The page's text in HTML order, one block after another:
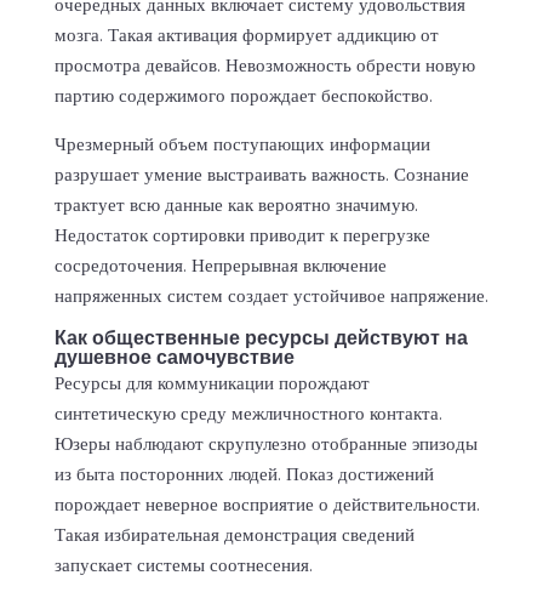
мозга. Такая активация формирует аддикцию от
просмотра девайсов. Невозможность обрести новую
партию содержимого порождает беспокойство.
Чрезмерный объем поступающих информации
разрушает умение выстраивать важность. Сознание
трактует всю данные как вероятно значимую.
Недостаток сортировки приводит к перегрузке
сосредоточения. Непрерывная включение
напряженных систем создает устойчивое напряжение.
Как общественные ресурсы действуют на
душевное самочувствие
Ресурсы для коммуникации порождают
синтетическую среду межличностного контакта.
Юзеры наблюдают скрупулезно отобранные эпизоды
из быта посторонних людей. Показ достижений
порождает неверное восприятие о действительности.
Такая избирательная демонстрация сведений
запускает системы соотнесения.